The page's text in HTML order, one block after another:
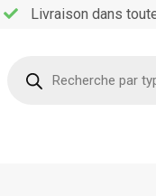
Livraison dans
produits